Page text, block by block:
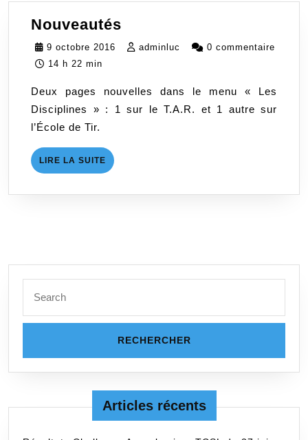
Nouveautés
9 octobre 2016 adminluc adminluc0 commentaire
14 h 22 min
Deux pages nouvelles dans le menu « Les
Disciplines » : 1 sur le T.A.R. et 1 autre sur
l’École de Tir.
LIRE LA SUITE LIRE
LA
for:
Articles récents